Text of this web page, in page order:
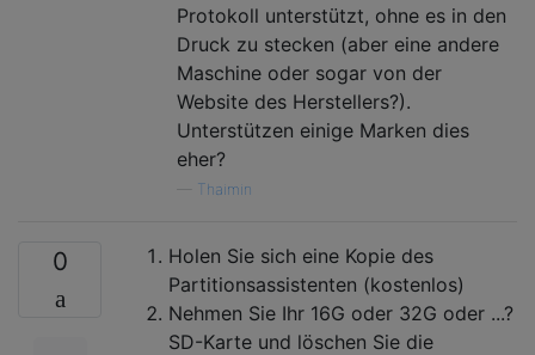
Protokoll unterstützt, ohne es in den
Druck zu stecken (aber eine andere
Maschine oder sogar von der
Website des Herstellers?).
Unterstützen einige Marken dies
eher?
Thaimin
0
Holen Sie sich eine Kopie des
Partitionsassistenten (kostenlos)
Nehmen Sie Ihr 16G oder 32G oder ...?
SD-Karte und löschen Sie die